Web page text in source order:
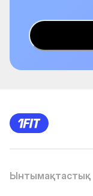
Ынтымақтастық